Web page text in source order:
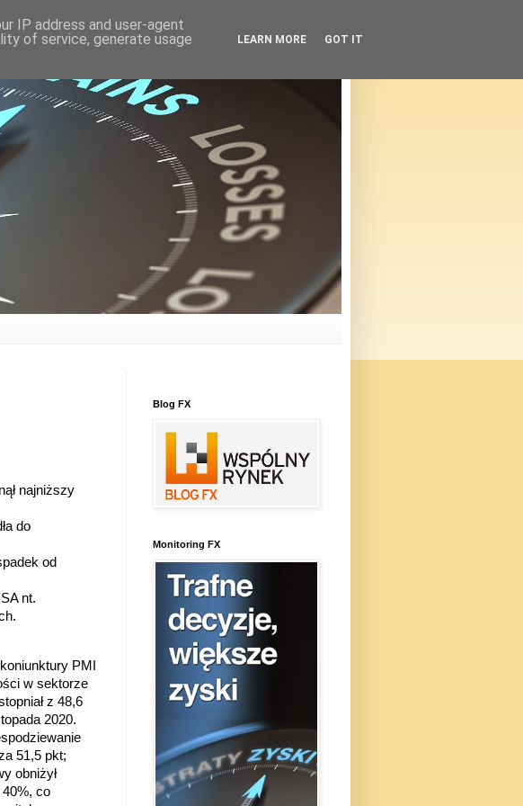
najniższy
do
od
nt.
PMI
w sektorze
z 48,6
2020.
51,5 pkt;
obniżył
co
Blog FX
Monitoring FX
IP address and user-agent
of service, generate usage
LEARN MORE GOT IT